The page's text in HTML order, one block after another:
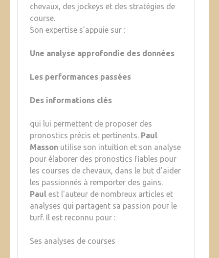
chevaux, des jockeys et des stratégies de
course.
Son expertise s'appuie sur :
Une analyse approfondie des données
Les performances passées
Des informations clés
qui lui permettent de proposer des
pronostics précis et pertinents. Paul
Masson utilise son intuition et son analyse
pour élaborer des pronostics fiables pour
les courses de chevaux, dans le but d'aider
les passionnés à remporter des gains.
Paul est l'auteur de nombreux articles et
analyses qui partagent sa passion pour le
turf. Il est reconnu pour :
Ses analyses de courses